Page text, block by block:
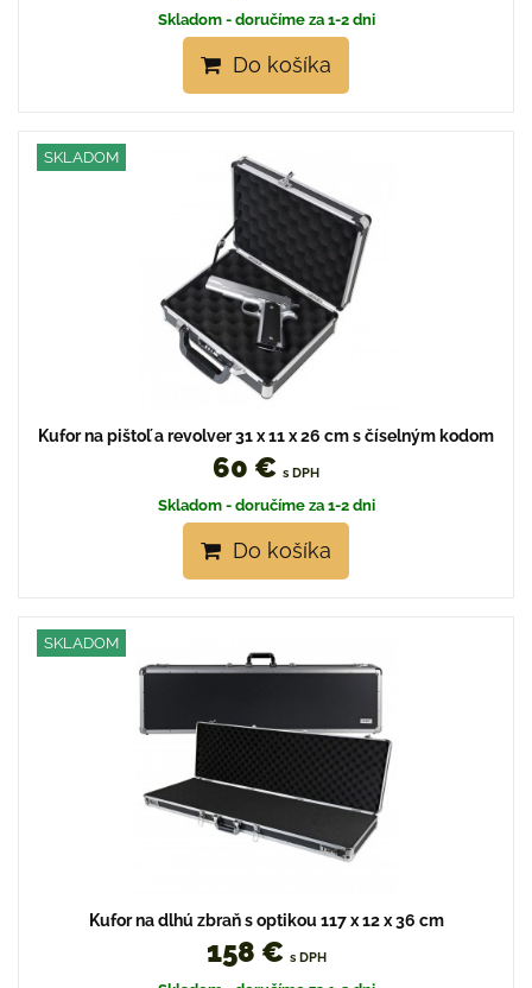
Skladom - doručíme za 1-2 dni
Do košíka
SKLADOM
Kufor na pištoľ a revolver 31 x 11 x 26 cm s číselným kodom
60 € s DPH
Skladom - doručíme za 1-2 dni
Do košíka
SKLADOM
Kufor na dlhú zbraň s optikou 117 x 12 x 36 cm
158 € s DPH